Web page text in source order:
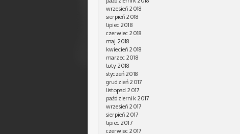
wrzesień 2018
sierpień 2018
lipiec 2018
czerwiec 2018
maj 2018
kwiecień 2018
marzec 2018
luty 2018
styczeń 2018
grudzień 2017
listopad 2017
październik 2017
wrzesień 2017
sierpień 2017
lipiec 2017
czerwiec 2017